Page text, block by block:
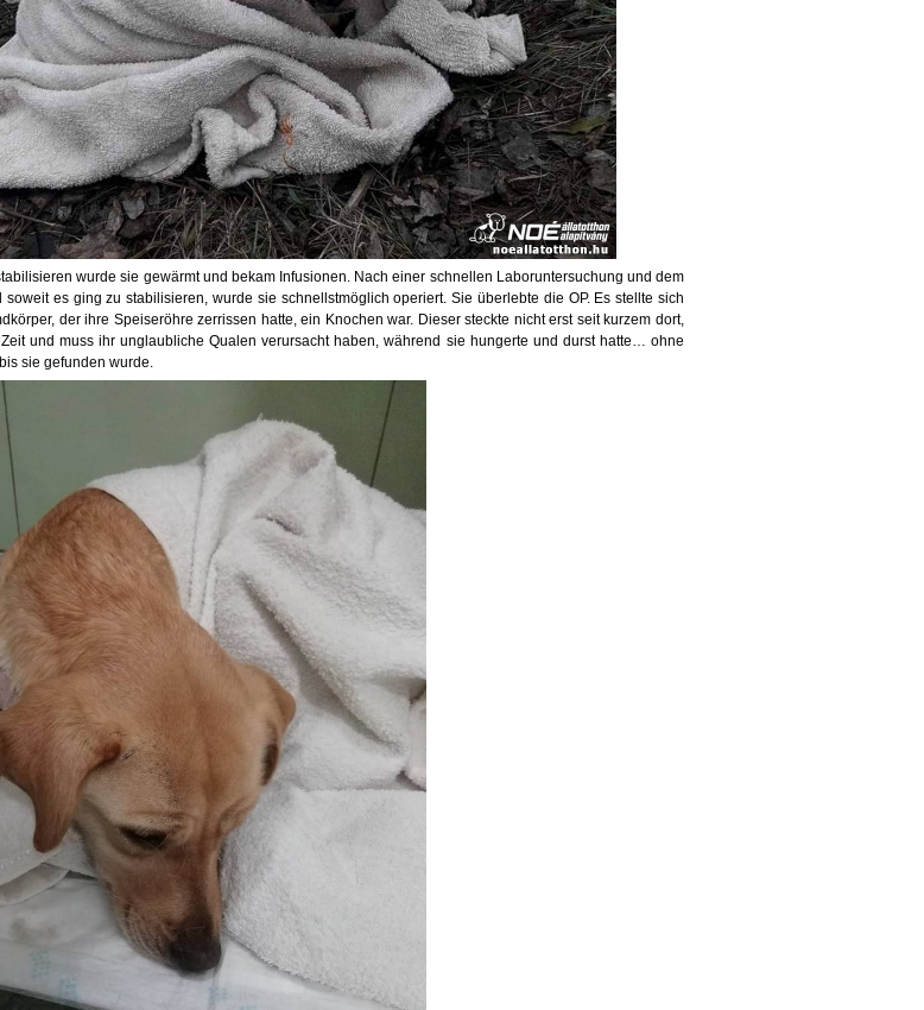
wurde sie gewärmt und bekam Infusionen. Nach einer schnellen Laboruntersuchung und dem
soweit es ging zu stabilisieren, wurde sie schnellstmöglich operiert. Sie überlebte die OP. Es stellte sich
der ihre Speiseröhre zerrissen hatte, ein Knochen war. Dieser steckte nicht erst seit kurzem dort,
und muss ihr unglaubliche Qualen verursacht haben, während sie hungerte und durst hatte… ohne
sie gefunden wurde.